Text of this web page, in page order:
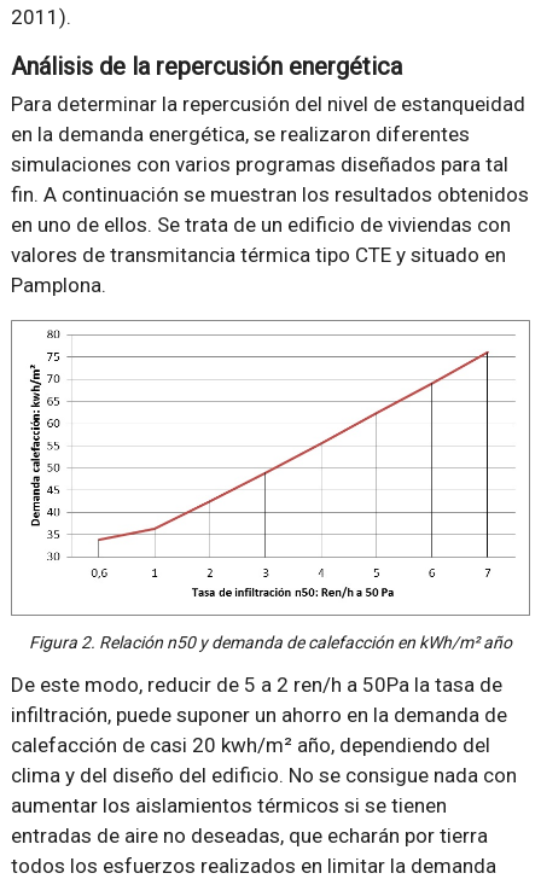
2011).
Análisis de la repercusión energética
Para determinar la repercusión del nivel de estanqueidad
en la demanda energética, se realizaron diferentes
simulaciones con varios programas diseñados para tal
fin. A continuación se muestran los resultados obtenidos
en uno de ellos. Se trata de un edificio de viviendas con
valores de transmitancia térmica tipo CTE y situado en
Pamplona.
Figura 2. Relación n50 y demanda de calefacción en kWh/m² año
De este modo, reducir de 5 a 2 ren/h a 50Pa la tasa de
infiltración, puede suponer un ahorro en la demanda de
calefacción de casi 20 kwh/m² año, dependiendo del
clima y del diseño del edificio. No se consigue nada con
aumentar los aislamientos térmicos si se tienen
entradas de aire no deseadas, que echarán por tierra
todos los esfuerzos realizados en limitar la demanda